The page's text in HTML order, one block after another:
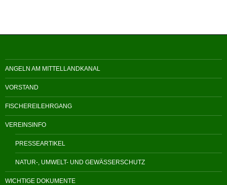
ANGELN AM MITTELLANDKANAL
VORSTAND
FISCHEREILEHRGANG
VEREINSINFO
PRESSEARTIKEL
NATUR-, UMWELT- UND GEWÄSSERSCHUTZ
WICHTIGE DOKUMENTE